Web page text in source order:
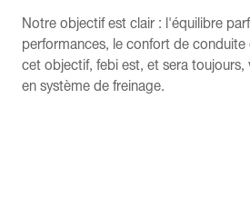
Notre objectif est clair : l'équilibre
performances, le confort de conduite
cet objectif, febi est, et sera toujours,
en système de freinage.